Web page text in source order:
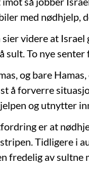
med nødhjelp,
videre at Israel
sult. To nye
og bare
å forverre
og utnytter
er at
Tidligere i
fredelig av sultne